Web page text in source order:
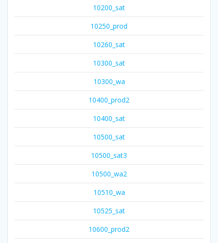
10200_sat
10250_prod
10260_sat
10300_sat
10300_wa
10400_prod2
10400_sat
10500_sat
10500_sat3
10500_wa2
10510_wa
10525_sat
10600_prod2